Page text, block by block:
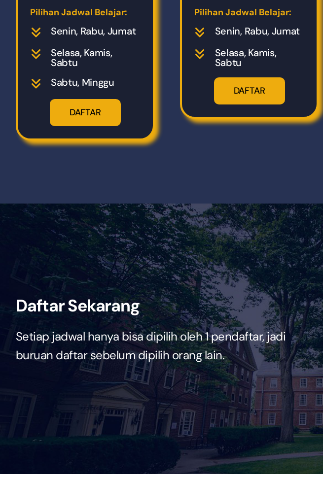
Pilihan Jadwal Belajar:
Senin, Rabu, Jumat
Selasa, Kamis,
Sabtu
Sabtu, Minggu
DAFTAR
Pilihan Jadwal Belajar:
Senin, Rabu, Jumat
Selasa, Kamis,
Sabtu
DAFTAR
Daftar Sekarang
Setiap jadwal hanya bisa dipilih oleh 1 pendaftar, jadi
buruan daftar sebelum dipilih orang lain.